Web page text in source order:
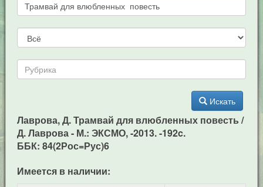
Искать
Лаврова, Д. Трамвай для влюбленных повесть /
Д. Лаврова - М.: ЭКСМО, -2013. -192c.
ББК: 84(2Рос=Рус)6
Имеется в наличии: